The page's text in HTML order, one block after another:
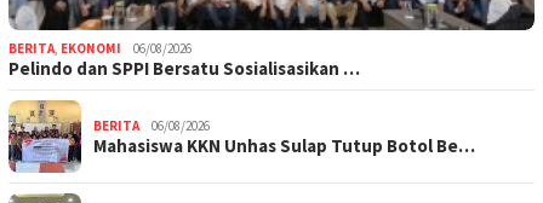
BERITA, EKONOMI 06/08/2026
Pelindo dan SPPI Bersatu Sosialisasikan …
BERITA 06/08/2026
Mahasiswa KKN Unhas Sulap Tutup Botol Be…